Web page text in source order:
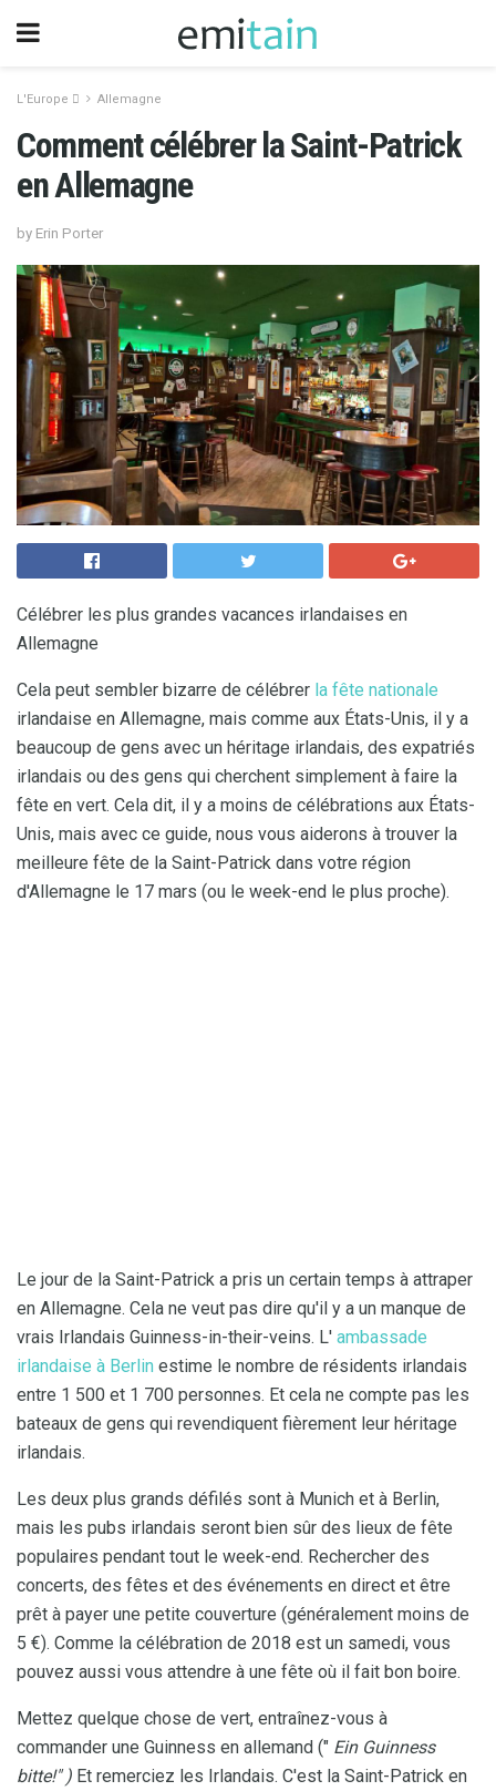
L'Europe  Allemagne
Comment célébrer la Saint-Patrick
en Allemagne
by Erin Porter
Célébrer les plus grandes vacances irlandaises en
Allemagne
Cela peut sembler bizarre de célébrer la fête nationale
irlandaise en Allemagne, mais comme aux États-Unis, il y a
beaucoup de gens avec un héritage irlandais, des expatriés
irlandais ou des gens qui cherchent simplement à faire la
fête en vert. Cela dit, il y a moins de célébrations aux États-
Unis, mais avec ce guide, nous vous aiderons à trouver la
meilleure fête de la Saint-Patrick dans votre région
d'Allemagne le 17 mars (ou le week-end le plus proche).
Le jour de la Saint-Patrick a pris un certain temps à attraper
en Allemagne. Cela ne veut pas dire qu'il y a un manque de
vrais Irlandais Guinness-in-their-veins. L' ambassade
irlandaise à Berlin estime le nombre de résidents irlandais
entre 1 500 et 1 700 personnes. Et cela ne compte pas les
bateaux de gens qui revendiquent fièrement leur héritage
irlandais.
Les deux plus grands défilés sont à Munich et à Berlin,
mais les pubs irlandais seront bien sûr des lieux de fête
populaires pendant tout le week-end. Rechercher des
concerts, des fêtes et des événements en direct et être
prêt à payer une petite couverture (généralement moins de
5 €). Comme la célébration de 2018 est un samedi, vous
pouvez aussi vous attendre à une fête où il fait bon boire.
Mettez quelque chose de vert, entraînez-vous à
commander une Guinness en allemand (" Ein Guinness
bitte!" ) Et remerciez les Irlandais. C'est la Saint-Patrick en